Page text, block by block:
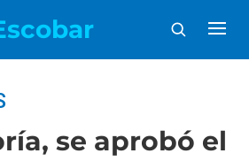
se aprobó el